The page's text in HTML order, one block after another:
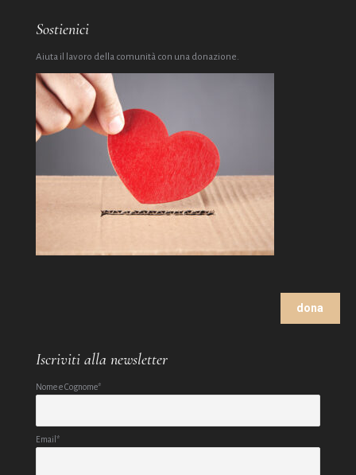
Sostienici
Aiuta il lavoro della comunità con una donazione.
dona
Iscriviti alla newsletter
Nome e Cognome*
Email*